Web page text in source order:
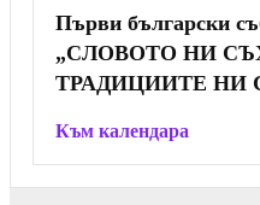
Първи български
„СЛОВОТО НИ
ТРАДИЦИИТЕ НИ
Към календара